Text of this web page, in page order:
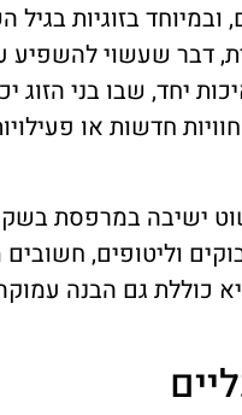
ובמיוחד בזוגיות
דבר שעשוי
יחד, שבו בני הזוג
חדשות או
ישיבה במרפסת
וליטופים,
כוללת גם הבנה